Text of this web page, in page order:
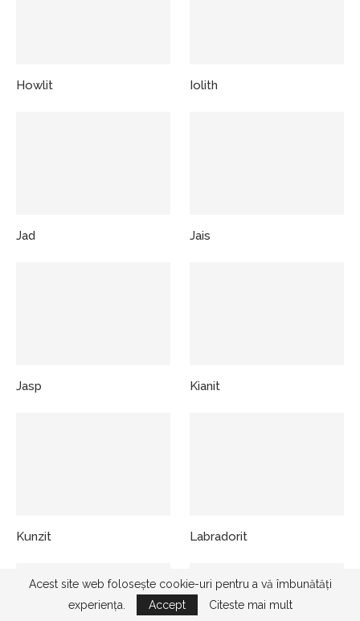
Howlit Iolith
Jad Jais
Jasp Kianit
Kunzit Labradorit
Acest site web folosește cookie-uri pentru a vă îmbunătăți
experiența.
Accept Citeste mai mult